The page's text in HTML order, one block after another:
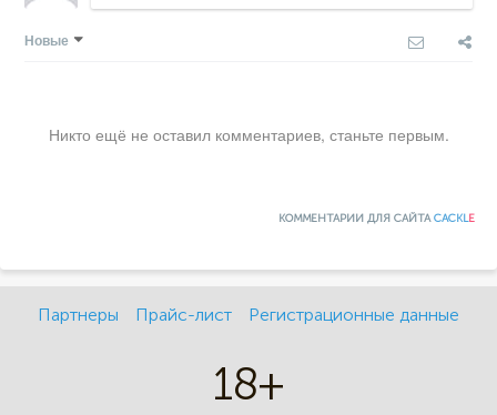
Новые
Никто ещё не оставил комментариев, станьте первым.
КОММЕНТАРИИ ДЛЯ САЙТАCACKLE
Партнеры Прайс-лист Регистрационные данные
18+